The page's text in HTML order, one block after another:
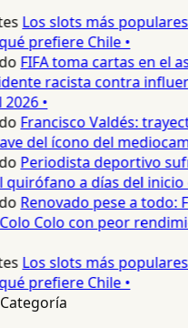
Los slots más
prefiere Chile •
FIFA toma cartas en el
racista contra
•
Francisco Valdés:
del ícono del
Periodista deportivo
a días del inicio
Renovado pese a todo:
Colo con peor
Los slots más
prefiere Chile •
Categoría